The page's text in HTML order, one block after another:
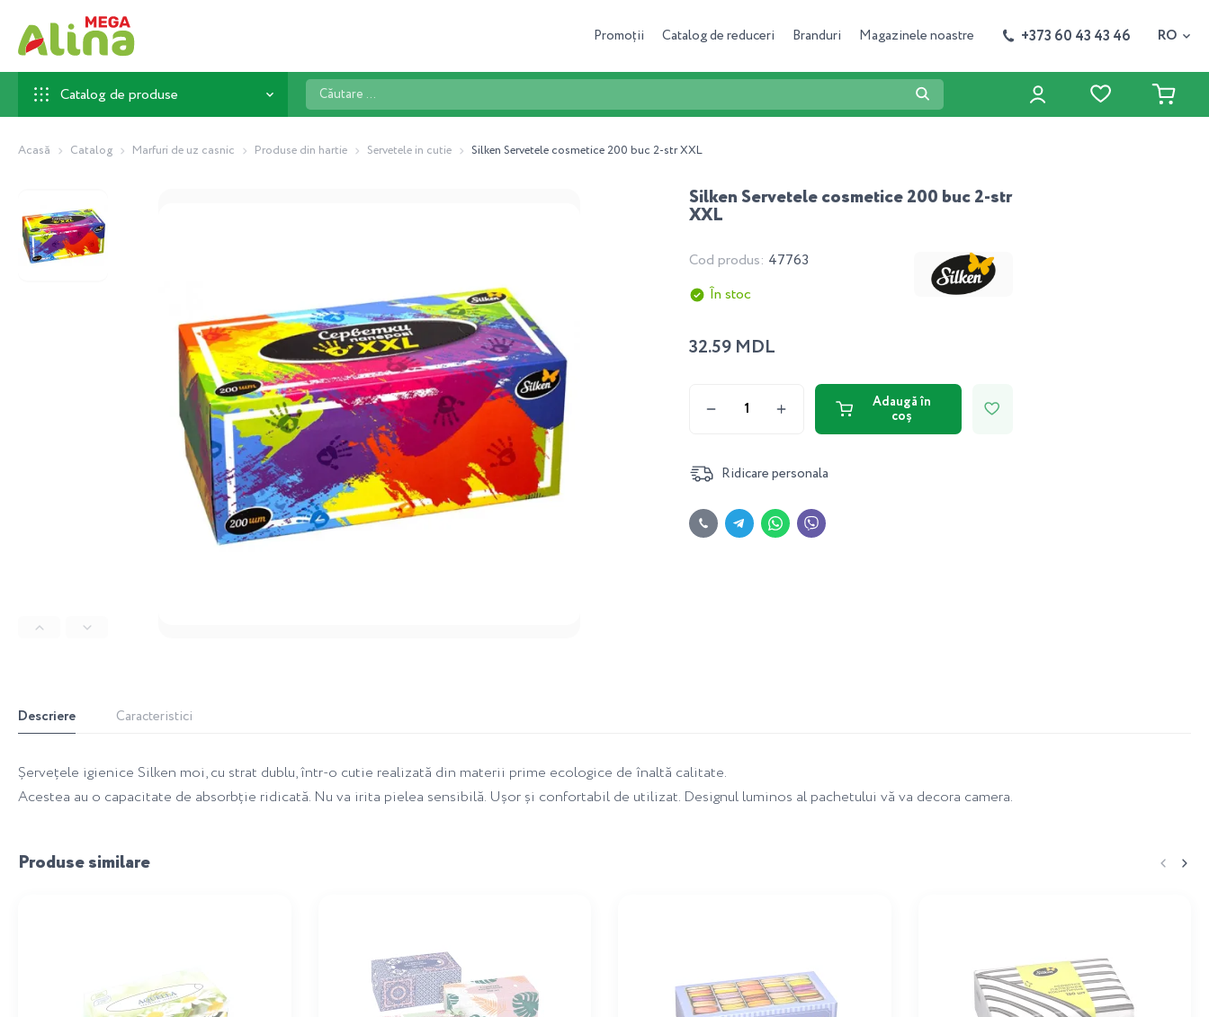
Promoții Catalog de reduceri Branduri Magazinele noastre +373 60 43 43 46 RO
Catalog de produse
Căutare
...
Acasă Catalog Marfuri de uz casnic Produse din hartie Servetele in cutie Silken Servetele cosmetice 200 buc 2-str XXL
Silken Servetele cosmetice 200 buc 2-str
XXL
Cod produs: 47763
În stoc
32.59 MDL
Adaugă în
coș
Ridicare personala
Descriere Caracteristici
Șervețele igienice Silken moi, cu strat dublu, într-o cutie realizată din materii prime ecologice de înaltă calitate.
Acestea au o capacitate de absorbție ridicată. Nu va irita pielea sensibilă. Ușor și confortabil de utilizat. Designul luminos al pachetului vă va decora camera.
Produse similare